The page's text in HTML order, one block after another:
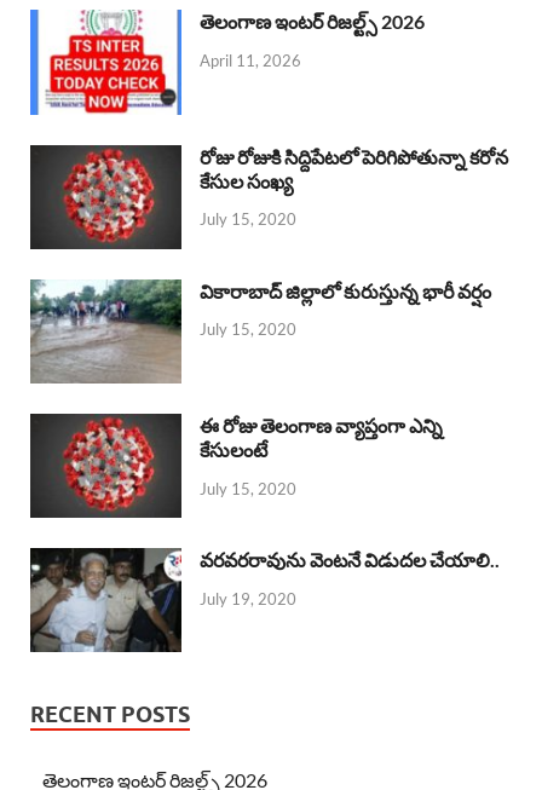
తెలంగాణ ఇంటర్ రిజల్ట్స్ 2026
April 11, 2026
రోజు రోజుకి సిద్దిపేటలో పెరిగిపోతున్నా కరోన
కేసుల సంఖ్య
July 15, 2020
వికారాబాద్ జిల్లాలో కురుస్తున్న భారీ వర్షం
July 15, 2020
ఈ రోజు తెలంగాణ వ్యాప్తంగా ఎన్ని
కేసులంటే
July 15, 2020
వరవరరావును వెంటనే విడుదల చేయాలి..
July 19, 2020
RECENT POSTS
తెలంగాణ ఇంటర్ రిజల్ట్స్ 2026